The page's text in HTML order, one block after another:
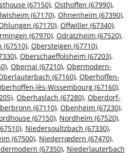
(67150), Osthoffen (67990),
(67170), Ohnenheim (67390),
(67170), Offwiller (67340),
(67970), Odratzheim (67520),
(67510), Obersteigen (67710),
, Oberschaeffolsheim (67203),
, Obernai (67210), Obermodern-
(67160), Oberhoffen-
lès-Wissembourg (67160),
, Oberhaslach (67280), Oberdorf-
(67110), Obenheim (67230),
(67150), Nordheim (67520),
, Niedersoultzbach (67330),
(67500), Niederrœdern (67470),
(67350), Niederlauterbach